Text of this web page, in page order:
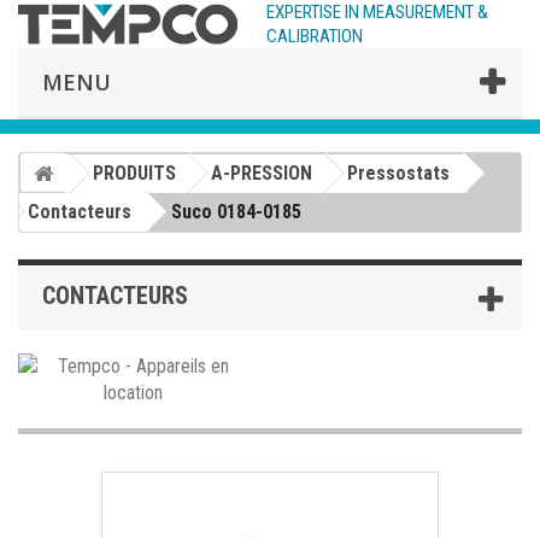
EXPERTISE IN MEASUREMENT &
CALIBRATION
MENU
PRODUITS A-PRESSION
Pressostats
Contacteurs
Suco 0184-0185
CONTACTEURS